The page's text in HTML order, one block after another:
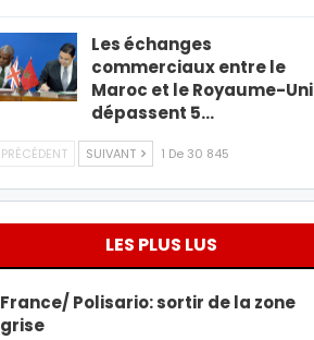
Les échanges
commerciaux entre le
Maroc et le Royaume-Uni
dépassent 5…
PRÉCÉDENT SUIVANT 1 De 30 845
LES PLUS LUS
France/ Polisario: sortir de la zone
grise